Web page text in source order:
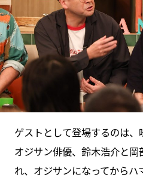
ゲストとして登場するのは
オジサン俳優、鈴木浩介と
れ、オジサンになってからハ